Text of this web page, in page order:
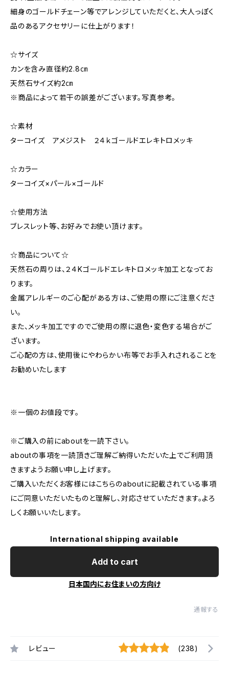
細身のゴールドチェーン等でアレンジしていただくと、大人っぽく
品のあるアクセサリーに仕上がります！
☆サイズ
カンを含み直径約2.8㎝
天然石サイズ約2㎝
※商品によって若干の誤差がございます。写真参考。
☆素材
ターコイズ アメジスト ２４ｋゴールドエレキトロメッキ
☆カラー
ターコイズ×パール×ゴールド
☆使用方法
ブレスレット等、お好みでお使い頂けます。
☆商品について☆
天然石の周りは、２４Kゴールドエレキトロメッキ加工となってお
ります。
金属アレルギーのご心配がある方は、ご使用の際にご注意くださ
い。
また、メッキ加工ですのでご使用の際に退色・変色する場合がご
ざいます。
ご心配の方は、使用後にやわらかい布等でお手入れされることを
お勧めいたします
※一個のお値段です。
※ご購入の前にaboutを一読下さい。
aboutの事項を一読頂きご理解ご納得いただいた上でご利用頂
きますようお願い申し上げます。
ご購入いただくお客様にはこちらのaboutに記載されている事項
にご同意いただいたものと理解し、対応させていただきます。よろ
しくお願いいたします。
International shipping available
Add to cart
日本国内にお住まいの方向け
通報する
レビュー (238)